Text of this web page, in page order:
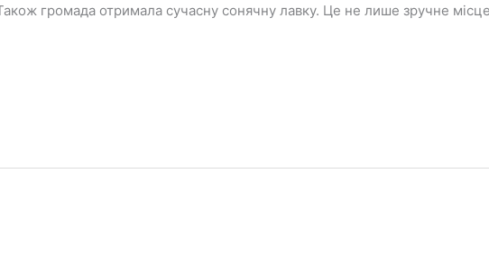
громада отримала сучасну сонячну лавку. Це не лише зручне